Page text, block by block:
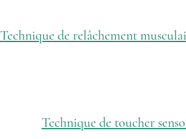
Technique de relâchement
Technique de toucher